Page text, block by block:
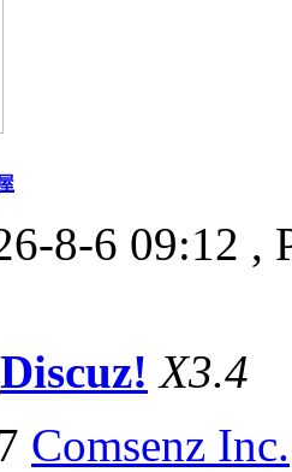
8-6 09:12 ,
Discuz! X3.4
Comsenz Inc.